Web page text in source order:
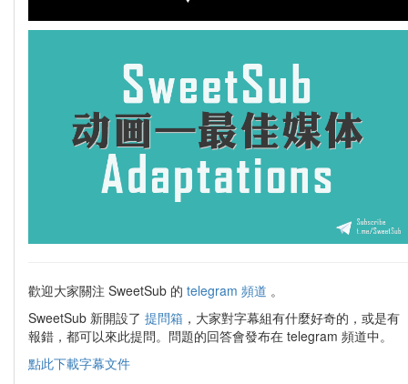
歡迎大家關注 SweetSub 的 telegram 頻道 。
SweetSub 新開設了 提問箱 ，大家對字幕組有什麼好奇的，或是有
報錯，都可以來此提問。問題的回答會發布在 telegram 頻道中。
點此下載字幕文件